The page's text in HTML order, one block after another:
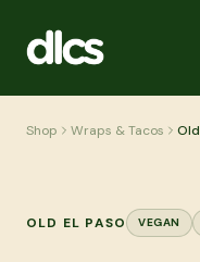
Shop Wraps & Tacos
OLD EL PASO VEGAN